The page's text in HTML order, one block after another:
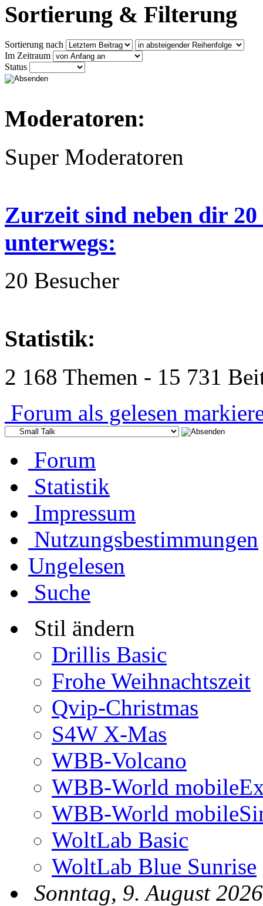
Sortierung & Filterung
Sortierung nach
Im Zeitraum
Status
Moderatoren:
Super Moderatoren
Zurzeit sind neben dir
unterwegs:
20 Besucher
Statistik:
2 168 Themen - 15 731
Forum als gelesen
Forum
Statistik
Impressum
Nutzungsbestimmungen
Ungelesen
Suche
Stil ändern
Drillis Basic
Frohe Weihnachtszeit
Qvip-Christmas
S4W X-Mas
WBB-Volcano
WBB-World
WBB-World
WoltLab Basic
WoltLab Blue Sunrise
Sonntag, 9. August